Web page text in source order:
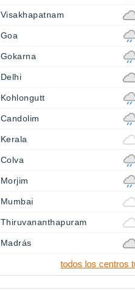
Visakhapatnam
Goa
Gokarna
Delhi
Kohlongutt
Candolim
Kerala
Colva
Morjim
Mumbai
Thiruvananthapuram
Madrás
todos los centros